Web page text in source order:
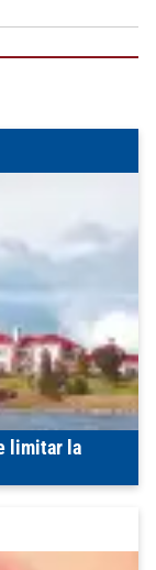
limitar la